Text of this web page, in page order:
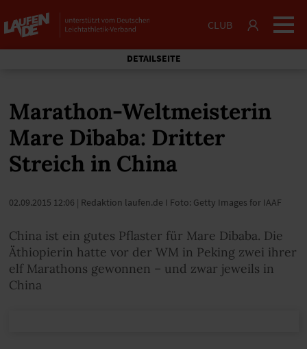
CLUB
DETAILSEITE
Marathon-Weltmeisterin
Mare Dibaba: Dritter
Streich in China
02.09.2015 12:06 | Redaktion laufen.de I Foto: Getty Images for IAAF
China ist ein gutes Pflaster für Mare Dibaba. Die
Äthiopierin hatte vor der WM in Peking zwei ihrer
elf Marathons gewonnen – und zwar jeweils in
China